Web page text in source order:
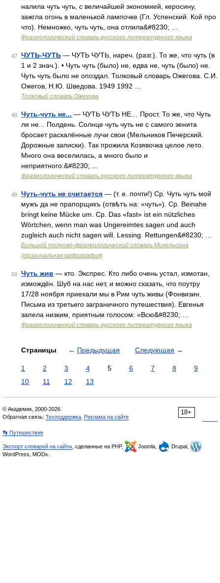
налила чуть чуть, с величайшей экономией, керосину,
зажгла огонь в маленькой лампочке (Гл. Успенский. Кой про
что). Немножко, чуть чуть, она отлила&#8230; …
Фразеологический словарь русского литературного языка
47 ЧУТЬ-ЧУТЬ — ЧУТЬ ЧУТЬ, нареч. (разг.). То же, что чуть (в
1 и 2 знач.). • Чуть чуть (было) не, едва не, чуть (было) не.
Чуть чуть было не опоздал. Толковый словарь Ожегова. С.И.
Ожегов, Н.Ю. Шведова. 1949 1992 …
Толковый словарь Ожегова
48 Чуть-чуть не... — ЧУТЬ ЧУТЬ НЕ… Прост. То же, что Чуть
ли не... Полдень. Солнце чуть чуть не с самого зенита
бросает раскалённые лучи свои (Мельников Печерский.
Дорожные записки). Так прожила Козявочка целое лето.
Много она веселилась, а много было и
неприятного.&#8230; …
Фразеологический словарь русского литературного языка
49 Чуть-чуть не считается — (т. е. почти!) Ср. Чуть чуть мой
мужъ да не прапорщикъ (отвѣтъ на: «чуть»). Ср. Beinahe
bringt keine Mücke um. Ср. Das «fast» ist ein nützliches
Wörtchen, wenn man was Ungereimtes sagen und auch
zugleich auch nicht sagen will. Lessing. Rettungen&#8230; …
Большой толково-фразеологический словарь Михельсона
(оригинальная орфография)
50 Чуть жив — кто. Экспрес. Кто либо очень устал, измотан,
измождён. Шуб на нас нет, и можно сказать, что поутру
17/28 ноября приехали мы в Рим чуть живы (Фонвизин.
Письма из третьего заграничного путешествия). Евгенья
запела низким, приятным голосом: «Всю&#8230; …
Фразеологический словарь русского литературного языка
Страницы ← Предыдущая Следующая →
1 2 3 4 5 6 7 8
9
10
11 12 13
18+
© Академик, 2000-2026
Обратная связь: Техподдержка Реклама на сайте
👣 Путешествия
Экспорт словарей на сайты , сделанные на PHP, Joomla,
Drupal,
WordPress, MODx.